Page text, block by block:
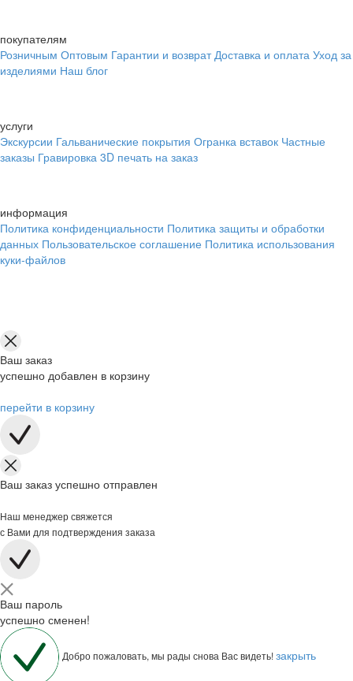
покупателям
Розничным Оптовым Гарантии и возврат Доставка и оплата Уход за
изделиями Наш блог
услуги
Экскурсии Гальванические покрытия Огранка вставок Частные
заказы Гравировка 3D печать на заказ
информация
Политика конфиденциальности Политика защиты и обработки
данных Пользовательское соглашение Политика использования
куки-файлов
Ваш заказ
успешно добавлен в корзину
перейти в корзину
Ваш заказ успешно отправлен
Наш менеджер свяжется
с Вами для подтверждения заказа
Ваш пароль
успешно сменен!
Добро пожаловать, мы рады снова Вас видеть!закрыть